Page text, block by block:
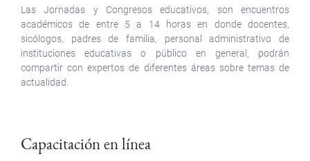
Las Jornadas y Congresos educativos, son encuentros
académicos de entre 5 a 14 horas en donde docentes,
sicólogos, padres de familia, personal administrativo de
instituciones educativas o público en general, podrán
compartir con expertos de diferentes áreas sobre temas de
actualidad.
Capacitación en línea